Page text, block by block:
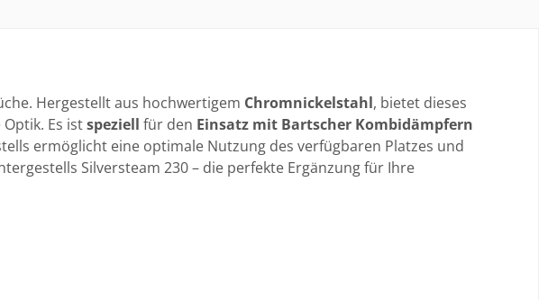
Hergestellt aus hochwertigem Chromnickelstahl, bietet dieses
Es istspeziell für den Einsatz mit Bartscher Kombidämpfern
ermöglicht eine optimale Nutzung des verfügbaren Platzes und
Silversteam 230 – die perfekte Ergänzung für Ihre